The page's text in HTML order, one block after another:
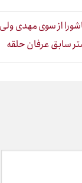
از سوی مهدی
سابق عرفان حلقه